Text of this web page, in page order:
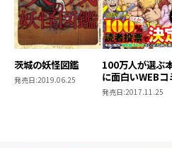
茨城の妖怪図鑑
発売日:2019.06.25
100万人が選ぶ
に面白いWEBコ
クはこれだ！
発売日:2017.11.25